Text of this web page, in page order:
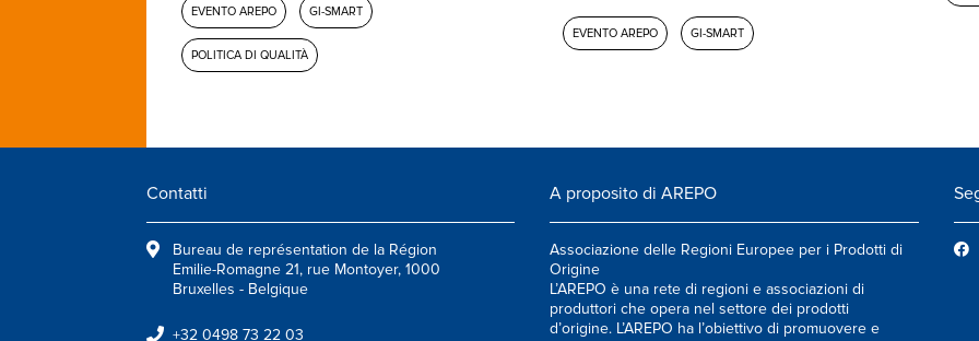
EVENTO AREPO GI-SMART
POLITICA DI QUALITÀ
EVENTO AREPO GI-SMART
Contatti
Bureau de représentation de la Région
Emilie-Romagne 21, rue Montoyer, 1000
Bruxelles - Belgique
+32 0498 73 22 03
A proposito di AREPO
Associazione delle Regioni Europee per i Prodotti di
Origine
L’AREPO è una rete di regioni e associazioni di
produttori che opera nel settore dei prodotti
d’origine. L’AREPO ha l’obiettivo di promuovere e